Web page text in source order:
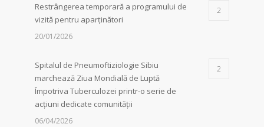
Restrângerea temporară a programului de
vizită pentru aparținători
2
20/01/2026
Spitalul de Pneumoftiziologie Sibiu
marchează Ziua Mondială de Luptă
Împotriva Tuberculozei printr-o serie de
acțiuni dedicate comunității
2
06/04/2026